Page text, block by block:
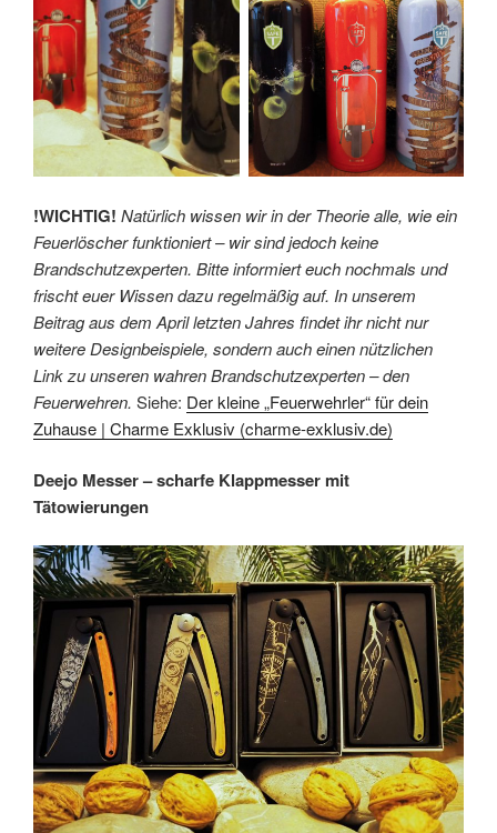
!WICHTIG! Natürlich wissen wir in der Theorie alle, wie ein
Feuerlöscher funktioniert – wir sind jedoch keine
Brandschutzexperten. Bitte informiert euch nochmals und
frischt euer Wissen dazu regelmäßig auf. In unserem
Beitrag aus dem April letzten Jahres findet ihr nicht nur
weitere Designbeispiele, sondern auch einen nützlichen
Link zu unseren wahren Brandschutzexperten – den
Feuerwehren. Siehe: Der kleine „Feuerwehrler“ für dein
Zuhause | Charme Exklusiv (charme-exklusiv.de)
Deejo Messer – scharfe Klappmesser mit
Tätowierungen